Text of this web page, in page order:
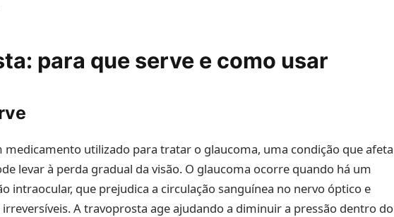
para que serve e como usar
medicamento utilizado para tratar o glaucoma, uma condição que afeta
levar à perda gradual da visão. O glaucoma ocorre quando há um
intraocular, que prejudica a circulação sanguínea no nervo óptico e
irreversíveis. A travoprosta age ajudando a diminuir a pressão dentro do